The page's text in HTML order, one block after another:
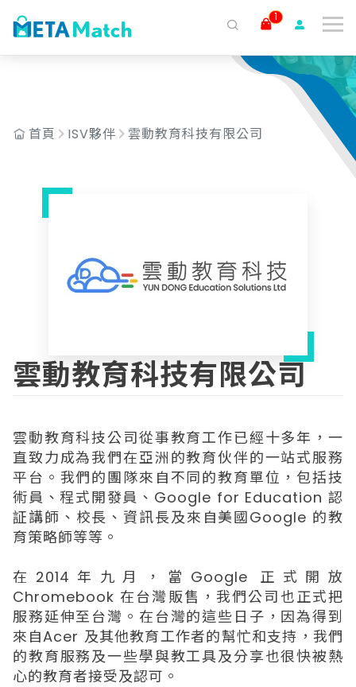
搜尋
1
首頁 ISV夥伴 雲動教育科技有限公司
雲動教育科技有限公司
雲動教育科技公司從事教育工作已經十多年，一
直致力成為我們在亞洲的教育伙伴的一站式服務
平台。我們的團隊來自不同的教育單位，包括技
術員、程式開發員、Google for Education 認
証講師、校長、資訊長及來自美國Google 的教
育策略師等等。
在2014年九月，當Google 正式開放
Chromebook 在台灣販售，我們公司也正式把
服務延伸至台灣。在台灣的這些日子，因為得到
來自Acer 及其他教育工作者的幫忙和支持，我們
的教育服務及一些學與教工具及分享也很快被熱
心的教育者接受及認可。